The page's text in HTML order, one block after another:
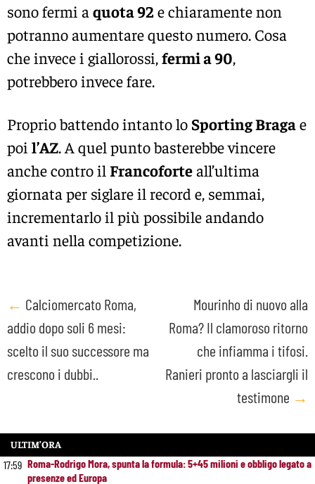
sono fermi a quota 92 e chiaramente non
potranno aumentare questo numero. Cosa
che invece i giallorossi,fermi a 90,
potrebbero invece fare.
Proprio battendo intanto lo Sporting Bragae
poi l’AZ. A quel punto basterebbe vincere
anche contro il Francoforteall’ultima
giornata per siglare il record e, semmai,
incrementarlo il più possibile andando
avanti nella competizione.
Post
navigation
← Calciomercato Roma,
addio dopo soli 6 mesi:
scelto il suo successore ma
crescono i dubbi..
Mourinho di nuovo alla
Roma? Il clamoroso ritorno
che infiamma i tifosi.
Ranieri pronto a lasciargli il
testimone →
ULTIM’ORA
17:59 Roma-Rodrigo Mora, spunta la formula: 5+45 milioni e obbligo legato a
presenze ed Europa